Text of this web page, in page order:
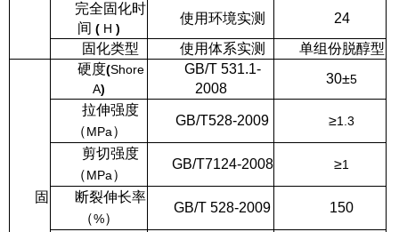
完全固化时
间 ( H )
使用环境实测
24
固化类型
使用体系实测 单组份脱醇型
固
硬度(Shore
A)
GB/T 531.1-
2008
30±5
拉伸强度
（MPa）
GB/T528-2009 ≥1.3
剪切强度
（MPa）
GB/T7124-2008 ≥1
断裂伸长率
（%）
GB/T 528-2009 150